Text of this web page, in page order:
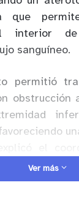
que
al interior
sanguíneo.
permitió
obstrucción
Dr.
exitosa,
Ver más